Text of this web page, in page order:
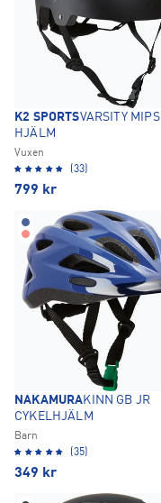
K2 SPORTSVARSITY MIPS
HJÄLM
Vuxen
(33)
799 kr
NAKAMURAKINN GB JR
CYKELHJÄLM
Barn
(35)
349 kr